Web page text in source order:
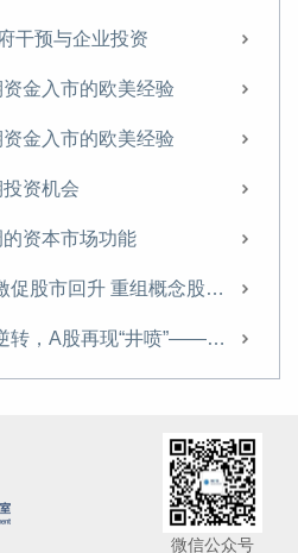
策
租赁业发展？
资金的虹吸效应
应
住房供应体系
【NIFD季报】热门赛道股估值回归，“壳价值”升温——2023年度股票市场
入选股有何特别？
变化
干预与企业投资
资金入市的欧美经验
资金入市的欧美经验
资机会
资本市场功能
【NIFD季报】政策刺激促股市回升 重组概念股波动加大——2024年度股票市场
【NIFD季报】基本面逆转，A股再现“井喷”——2024Q3股票市场
微信公众号